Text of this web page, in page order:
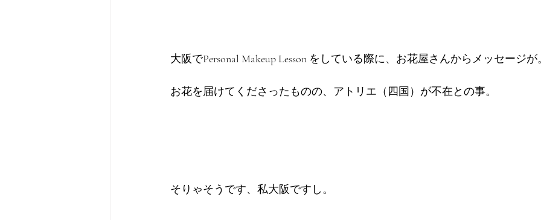
大阪でPersonal Makeup Lesson をしている際に、お花屋さんからメッセージが
お花を届けてくださったものの、アトリエ（四国）が不在との事。
そりゃそうです、私大阪ですし。